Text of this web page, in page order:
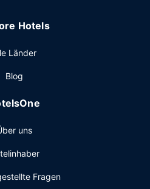
kostenlose
in Philadelphia planst, ist
großen
gibt es Folgendes: Parken ohne
Hotels
Länder
Blog
uns
Fragen